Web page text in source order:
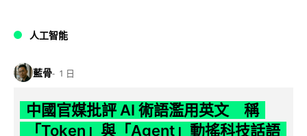
人工智能
藍骨 1 日
中國官媒批評 AI 術語濫用英文 稱
「Token」與「Agent」動搖科技話語